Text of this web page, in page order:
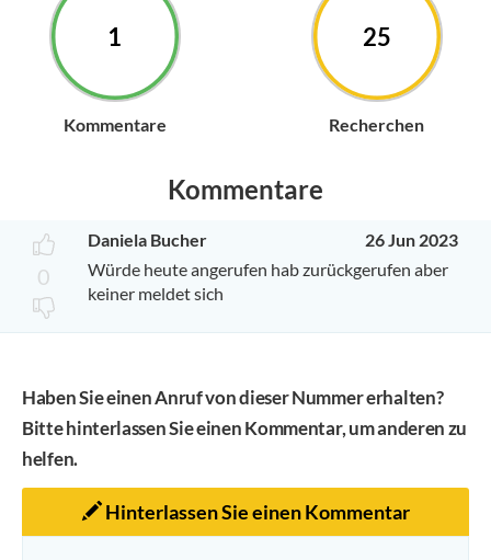
1
Kommentare
25
Recherchen
Kommentare
0
Daniela Bucher
26 Jun 2023
Würde heute angerufen hab zurückgerufen aber
keiner meldet sich
Haben Sie einen Anruf von dieser Nummer erhalten?
Bitte hinterlassen Sie einen Kommentar, um anderen zu
helfen.
Hinterlassen Sie einen Kommentar